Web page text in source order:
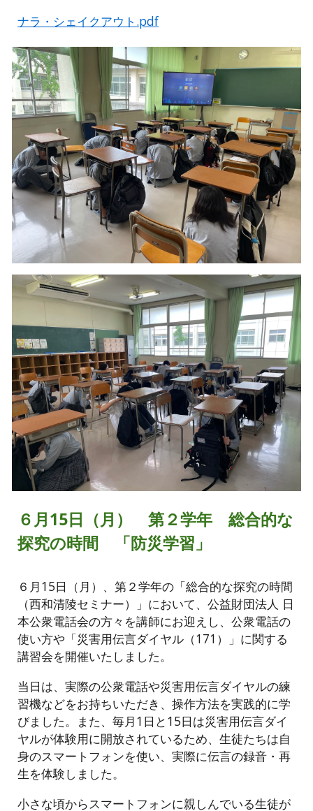
ナラ・シェイクアウト.pdf
６月15日（月） 第２学年 総合的な
探究の時間 「防災学習」
６月15日（月）、第２学年の「総合的な探究の時間
（西和清陵セミナー）」において、公益財団法人 日
本公衆電話会の方々を講師にお迎えし、公衆電話の
使い方や「災害用伝言ダイヤル（171）」に関する
講習会を開催いたしました。
当日は、実際の公衆電話や災害用伝言ダイヤルの練
習機などをお持ちいただき、操作方法を実践的に学
びました。また、毎月1日と15日は災害用伝言ダイ
ヤルが体験用に開放されているため、生徒たちは自
身のスマートフォンを使い、実際に伝言の録音・再
生を体験しました。
小さな頃からスマートフォンに親しんでいる生徒が